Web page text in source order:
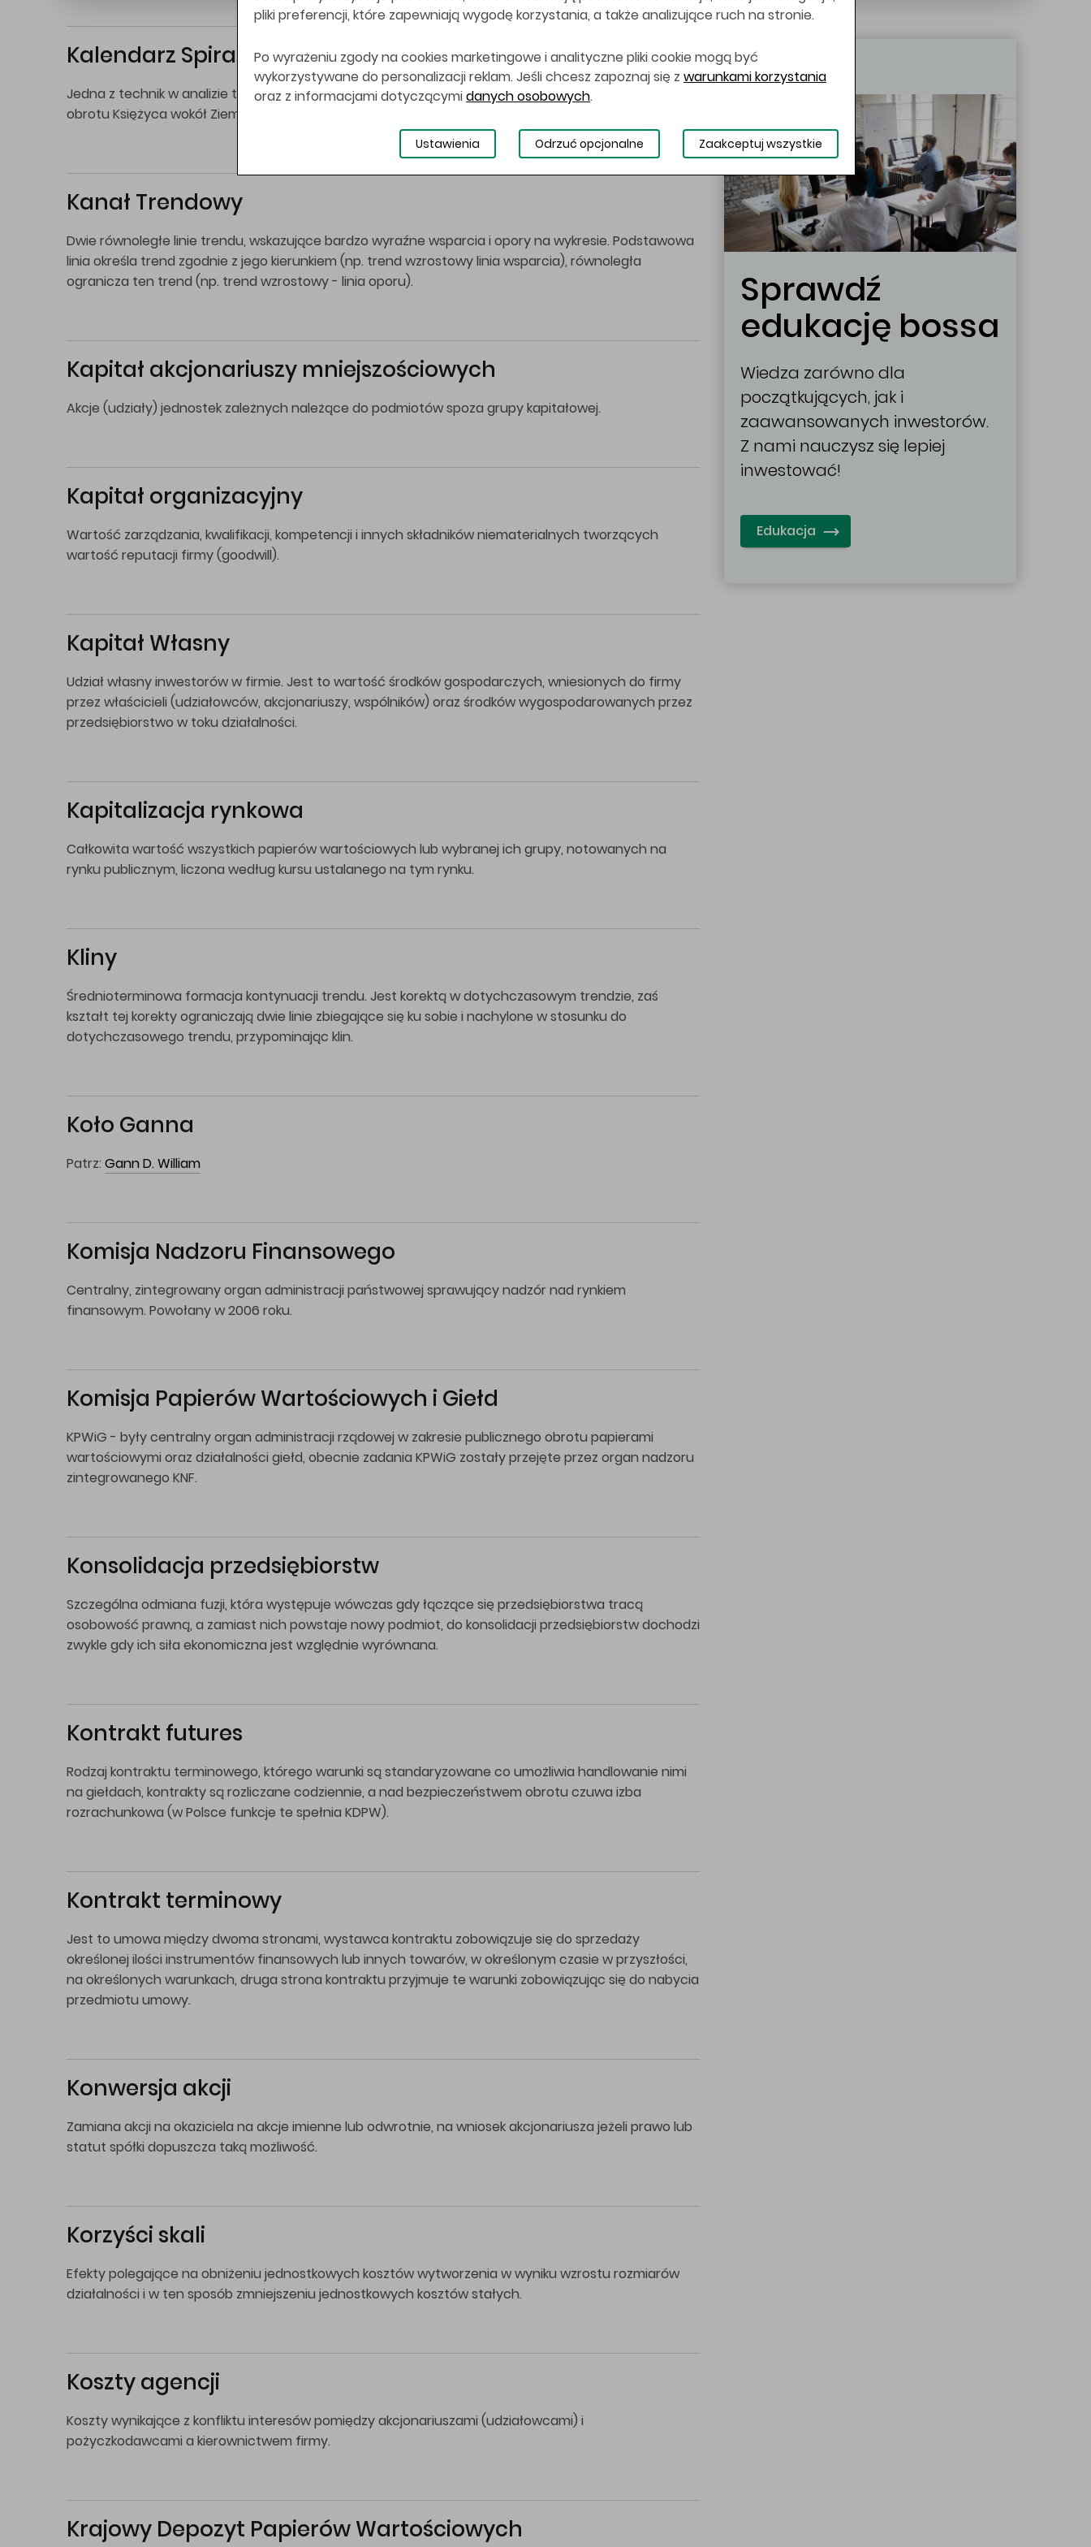
Kalendarz Spiralny Carolana
Jedna z technik w analizie technicznej zakładająca wykorzystanie ciągu Fibonacciego oraz czasu
obrotu Księżyca wokół Ziemi. Stosowany do wyznaczania punktów zwrotnych na wykresach.
Kanał Trendowy
Dwie równoległe linie trendu, wskazujące bardzo wyraźne wsparcia i opory na wykresie. Podstawowa
linia określa trend zgodnie z jego kierunkiem (np. trend wzrostowy linia wsparcia), równoległa
ogranicza ten trend (np. trend wzrostowy - linia oporu).
Kapitał akcjonariuszy mniejszościowych
Akcje (udziały) jednostek zależnych należące do podmiotów spoza grupy kapitałowej.
Kapitał organizacyjny
Wartość zarządzania, kwalifikacji, kompetencji i innych składników niematerialnych tworzących
wartość reputacji firmy (goodwill).
Kapitał Własny
Udział własny inwestorów w firmie. Jest to wartość środków gospodarczych, wniesionych do firmy
przez właścicieli (udziałowców, akcjonariuszy, wspólników) oraz środków wygospodarowanych przez
przedsiębiorstwo w toku działalności.
Kapitalizacja rynkowa
Całkowita wartość wszystkich papierów wartościowych lub wybranej ich grupy, notowanych na
rynku publicznym, liczona według kursu ustalanego na tym rynku.
Kliny
Średnioterminowa formacja kontynuacji trendu. Jest korektą w dotychczasowym trendzie, zaś
kształt tej korekty ograniczają dwie linie zbiegające się ku sobie i nachylone w stosunku do
dotychczasowego trendu, przypominając klin.
Koło Ganna
Patrz: Gann D. William
Komisja Nadzoru Finansowego
Centralny, zintegrowany organ administracji państwowej sprawujący nadzór nad rynkiem
finansowym. Powołany w 2006 roku.
Komisja Papierów Wartościowych i Giełd
KPWiG - były centralny organ administracji rządowej w zakresie publicznego obrotu papierami
wartościowymi oraz działalności giełd, obecnie zadania KPWiG zostały przejęte przez organ nadzoru
zintegrowanego KNF.
Konsolidacja przedsiębiorstw
Szczególna odmiana fuzji, która występuje wówczas gdy łączące się przedsiębiorstwa tracą
osobowość prawną, a zamiast nich powstaje nowy podmiot, do konsolidacji przedsiębiorstw dochodzi
zwykle gdy ich siła ekonomiczna jest względnie wyrównana.
Kontrakt futures
Rodzaj kontraktu terminowego, którego warunki są standaryzowane co umożliwia handlowanie nimi
na giełdach, kontrakty są rozliczane codziennie, a nad bezpieczeństwem obrotu czuwa izba
rozrachunkowa (w Polsce funkcje te spełnia KDPW).
Kontrakt terminowy
Jest to umowa między dwoma stronami, wystawca kontraktu zobowiązuje się do sprzedaży
określonej ilości instrumentów finansowych lub innych towarów, w określonym czasie w przyszłości,
na określonych warunkach, druga strona kontraktu przyjmuje te warunki zobowiązując się do nabycia
przedmiotu umowy.
Konwersja akcji
Zamiana akcji na okaziciela na akcje imienne lub odwrotnie, na wniosek akcjonariusza jeżeli prawo lub
statut spółki dopuszcza taką możliwość.
Korzyści skali
Efekty polegające na obniżeniu jednostkowych kosztów wytworzenia w wyniku wzrostu rozmiarów
działalności i w ten sposób zmniejszeniu jednostkowych kosztów stałych.
Koszty agencji
Koszty wynikające z konfliktu interesów pomiędzy akcjonariuszami (udziałowcami) i
pożyczkodawcami a kierownictwem firmy.
Krajowy Depozyt Papierów Wartościowych
Edukacja
Sprawdź
edukację bossa
Wiedza zarówno dla
początkujących, jak i
zaawansowanych inwestorów.
Z nami nauczysz się lepiej
inwestować!
Edukacja
pliki preferencji, które zapewniają wygodę korzystania, a także analizujące ruch na stronie.
Po wyrażeniu zgody na cookies marketingowe i analityczne pliki cookie mogą być
wykorzystywane do personalizacji reklam. Jeśli chcesz zapoznaj się z warunkami korzystania
oraz z informacjami dotyczącymidanych osobowych.
Ustawienia Odrzuć opcjonalne Zaakceptuj wszystkie